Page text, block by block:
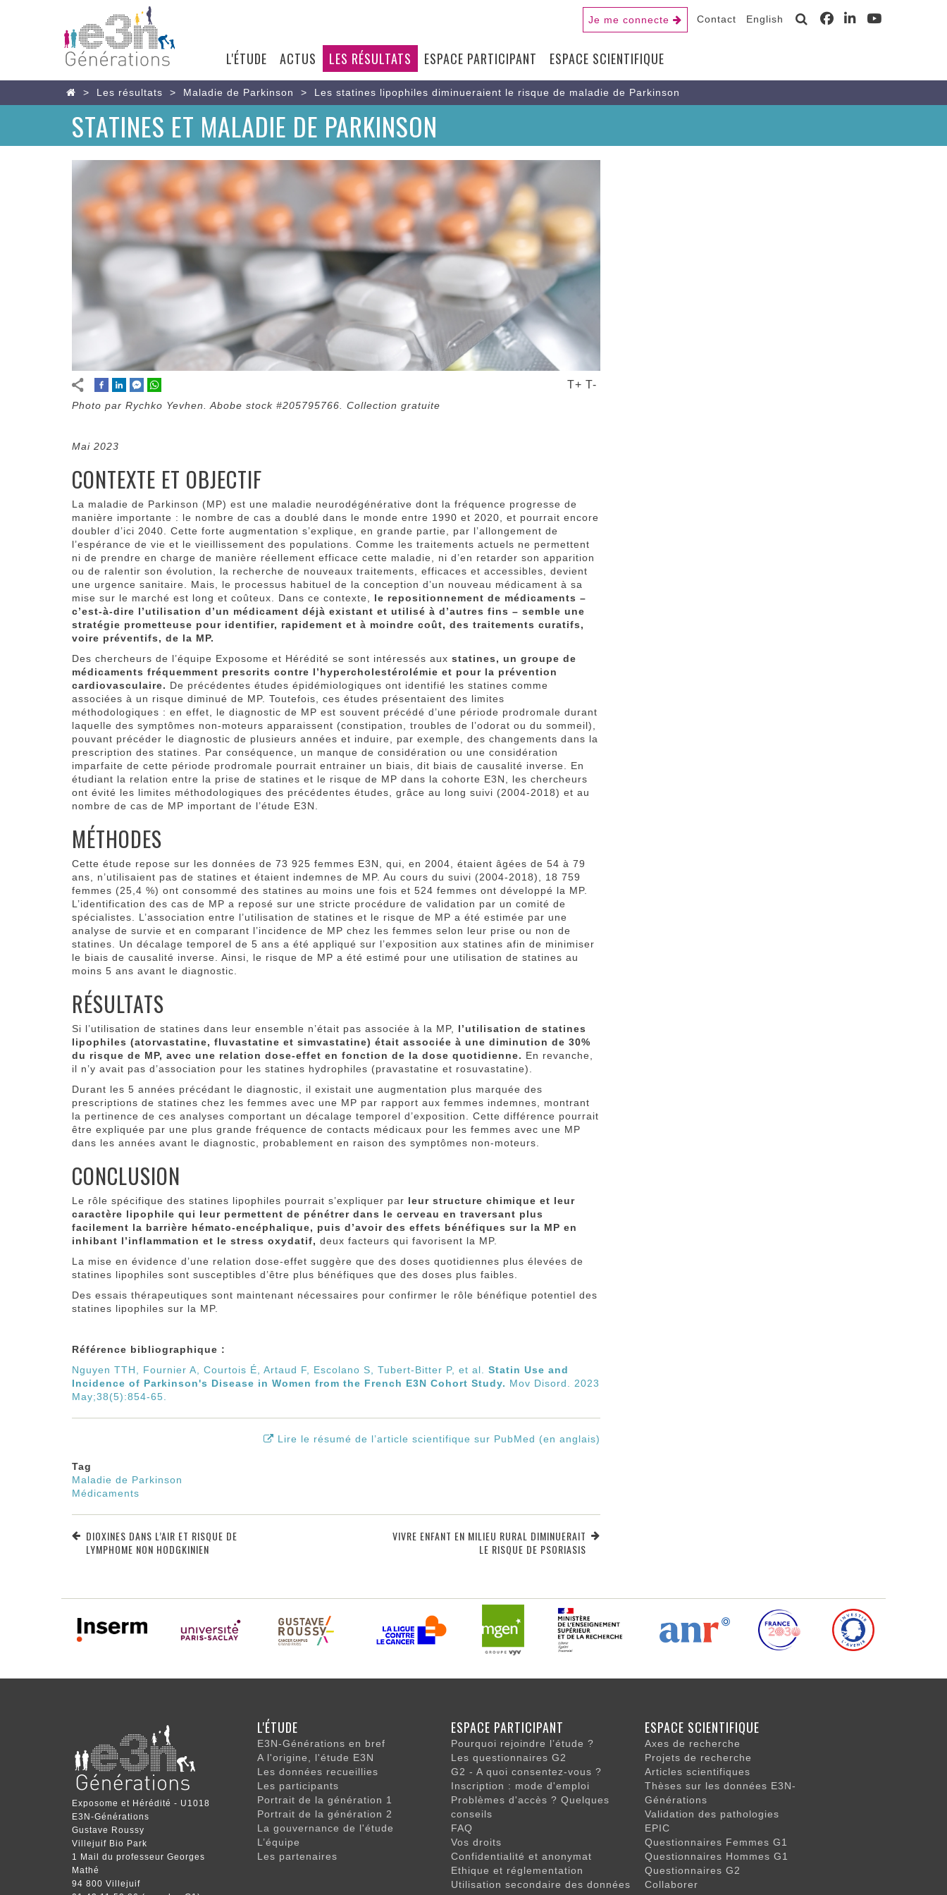
USER
ACCOUNT
MENU
Je me connecte Contact English
MAIN
NAVIGATION
L'ÉTUDE ACTUS LES RÉSULTATS ESPACE PARTICIPANT ESPACE SCIENTIFIQUE
HomeLes résultats Maladie de Parkinson Les statines lipophiles diminueraient le risque de maladie de Parkinson
STATINES ET MALADIE DE PARKINSON
T+ T-
Photo par Rychko Yevhen. Abobe stock #205795766. Collection gratuite
Mai 2023
CONTEXTE ET OBJECTIF
La maladie de Parkinson (MP) est une maladie neurodégénérative dont la fréquence progresse de
manière importante : le nombre de cas a doublé dans le monde entre 1990 et 2020, et pourrait encore
doubler d’ici 2040. Cette forte augmentation s’explique, en grande partie, par l’allongement de
l’espérance de vie et le vieillissement des populations. Comme les traitements actuels ne permettent
ni de prendre en charge de manière réellement efficace cette maladie, ni d’en retarder son apparition
ou de ralentir son évolution, la recherche de nouveaux traitements, efficaces et accessibles, devient
une urgence sanitaire. Mais, le processus habituel de la conception d’un nouveau médicament à sa
mise sur le marché est long et coûteux. Dans ce contexte, le repositionnement de médicaments –
c’est-à-dire l’utilisation d’un médicament déjà existant et utilisé à d’autres fins – semble une
stratégie prometteuse pour identifier, rapidement et à moindre coût, des traitements curatifs,
voire préventifs, de la MP.
Des chercheurs de l’équipe Exposome et Hérédité se sont intéressés aux statines, un groupe de
médicaments fréquemment prescrits contre l’hypercholestérolémie et pour la prévention
cardiovasculaire. De précédentes études épidémiologiques ont identifié les statines comme
associées à un risque diminué de MP. Toutefois, ces études présentaient des limites
méthodologiques : en effet, le diagnostic de MP est souvent précédé d’une période prodromale durant
laquelle des symptômes non-moteurs apparaissent (constipation, troubles de l’odorat ou du sommeil),
pouvant précéder le diagnostic de plusieurs années et induire, par exemple, des changements dans la
prescription des statines. Par conséquence, un manque de considération ou une considération
imparfaite de cette période prodromale pourrait entrainer un biais, dit biais de causalité inverse. En
étudiant la relation entre la prise de statines et le risque de MP dans la cohorte E3N, les chercheurs
ont évité les limites méthodologiques des précédentes études, grâce au long suivi (2004-2018) et au
nombre de cas de MP important de l’étude E3N.
MÉTHODES
Cette étude repose sur les données de 73 925 femmes E3N, qui, en 2004, étaient âgées de 54 à 79
ans, n’utilisaient pas de statines et étaient indemnes de MP. Au cours du suivi (2004-2018), 18 759
femmes (25,4 %) ont consommé des statines au moins une fois et 524 femmes ont développé la MP.
L’identification des cas de MP a reposé sur une stricte procédure de validation par un comité de
spécialistes. L’association entre l’utilisation de statines et le risque de MP a été estimée par une
analyse de survie et en comparant l’incidence de MP chez les femmes selon leur prise ou non de
statines. Un décalage temporel de 5 ans a été appliqué sur l’exposition aux statines afin de minimiser
le biais de causalité inverse. Ainsi, le risque de MP a été estimé pour une utilisation de statines au
moins 5 ans avant le diagnostic.
RÉSULTATS
Si l’utilisation de statines dans leur ensemble n’était pas associée à la MP, l’utilisation de statines
lipophiles (atorvastatine, fluvastatine et simvastatine) était associée à une diminution de 30%
du risque de MP, avec une relation dose-effet en fonction de la dose quotidienne. En revanche,
il n’y avait pas d’association pour les statines hydrophiles (pravastatine et rosuvastatine).
Durant les 5 années précédant le diagnostic, il existait une augmentation plus marquée des
prescriptions de statines chez les femmes avec une MP par rapport aux femmes indemnes, montrant
la pertinence de ces analyses comportant un décalage temporel d’exposition. Cette différence pourrait
être expliquée par une plus grande fréquence de contacts médicaux pour les femmes avec une MP
dans les années avant le diagnostic, probablement en raison des symptômes non-moteurs.
CONCLUSION
Le rôle spécifique des statines lipophiles pourrait s’expliquer par leur structure chimique et leur
caractère lipophile qui leur permettent de pénétrer dans le cerveau en traversant plus
facilement la barrière hémato-encéphalique, puis d’avoir des effets bénéfiques sur la MP en
inhibant l’inflammation et le stress oxydatif, deux facteurs qui favorisent la MP.
La mise en évidence d’une relation dose-effet suggère que des doses quotidiennes plus élevées de
statines lipophiles sont susceptibles d’être plus bénéfiques que des doses plus faibles.
Des essais thérapeutiques sont maintenant nécessaires pour confirmer le rôle bénéfique potentiel des
statines lipophiles sur la MP.
Référence bibliographique :
Nguyen TTH, Fournier A, Courtois É, Artaud F, Escolano S, Tubert-Bitter P, et al. Statin Use and
Incidence of Parkinson's Disease in Women from the French E3N Cohort Study. Mov Disord. 2023
May;38(5):854-65.
Lire le résumé de l’article scientifique sur PubMed (en anglais)
Tag
Maladie de Parkinson
Médicaments
DIOXINES DANS L’AIR ET RISQUE DE
LYMPHOME NON HODGKINIEN
VIVRE ENFANT EN MILIEU RURAL DIMINUERAIT
LE RISQUE DE PSORIASIS
NAVIGATION
PRINCIPALE
L'ÉTUDE
E3N-Générations en bref
A l'origine, l'étude E3N
Les données recueillies
Les participants
Portrait de la génération 1
Portrait de la génération 2
La gouvernance de l'étude
L’équipe
Les partenaires
ESPACE PARTICIPANT
Pourquoi rejoindre l’étude ?
Les questionnaires G2
G2 - A quoi consentez-vous ?
Inscription : mode d'emploi
Problèmes d'accès ? Quelques
conseils
FAQ
Vos droits
Confidentialité et anonymat
Ethique et réglementation
Utilisation secondaire des données
ESPACE SCIENTIFIQUE
Axes de recherche
Projets de recherche
Articles scientifiques
Thèses sur les données E3N-
Générations
Validation des pathologies
EPIC
Questionnaires Femmes G1
Questionnaires Hommes G1
Questionnaires G2
Collaborer
Exposome et Hérédité - U1018
E3N-Générations
Gustave Roussy
Villejuif Bio Park
1 Mail du professeur Georges
Mathé
94 800 Villejuif